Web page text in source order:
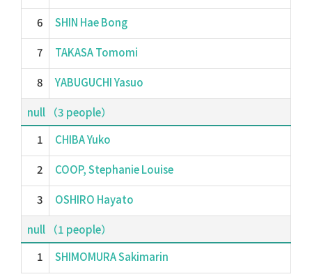
6 SHIN Hae Bong
7 TAKASA Tomomi
8 YABUGUCHI Yasuo
null （3 people）
1
CHIBA Yuko
2 COOP, Stephanie Louise
3 OSHIRO Hayato
null （1 people）
1
SHIMOMURA Sakimarin